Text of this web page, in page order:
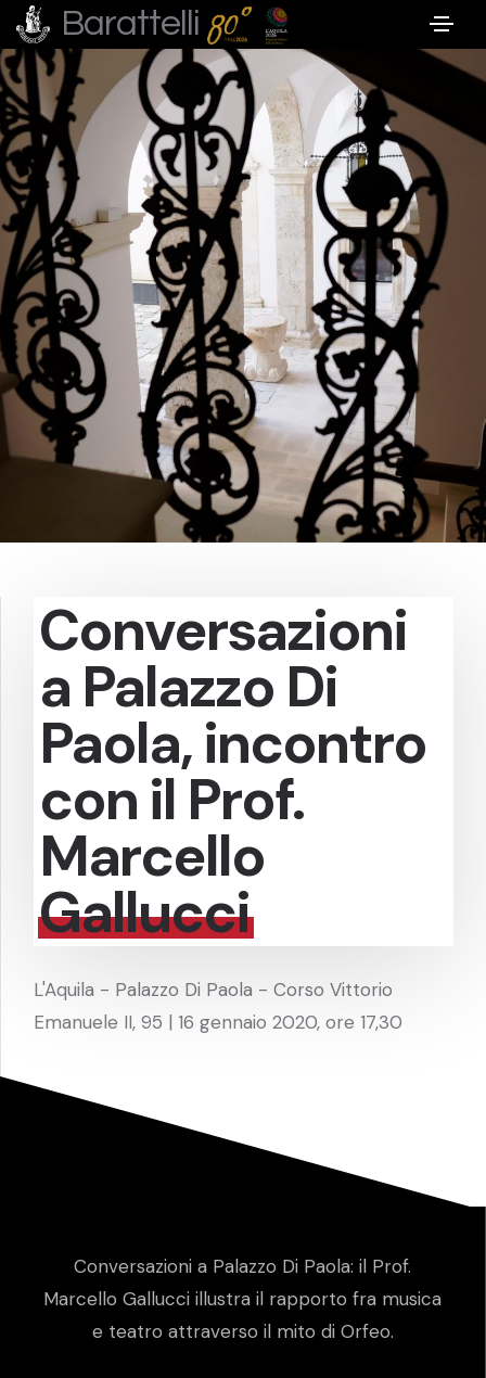
Barattelli
Conversazioni
a Palazzo Di
Paola, incontro
con il Prof.
Marcello
Gallucci
L'Aquila - Palazzo Di Paola - Corso Vittorio
Emanuele II, 95 | 16 gennaio 2020, ore 17,30
Conversazioni a Palazzo Di Paola: il Prof.
Marcello Gallucci illustra il rapporto fra musica
e teatro attraverso il mito di Orfeo.